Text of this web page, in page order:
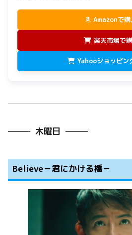
Amazonで購
楽天市場で
Yahooショッピン
木曜日
Believe－君にかける橋－